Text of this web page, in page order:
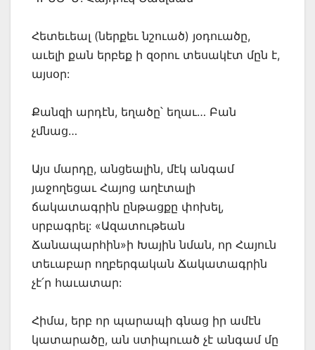
Հետեւեալ (ներքեւ նշուած) յօդուածը,
աւելի քան երբեք ի զօրու տեսակէտ մըն է,
այսօր:
Քանզի արդէն, եղածը՝ եղաւ… Բան
չմնաց…
Այս մարդը, անցեալին, մէկ անգամ
յաջողեցաւ Հայոց աղէտալի
ճակատագրին ընթացքը փոխել,
սրբագրել: «Ազատութեան
Ճանապարհին»ի Խային նման, որ Հայուն
տեւաբար ողբերգական Ճակատագրին
չէ՛ր հաւատար:
Հիմա, երբ որ պարապի գնաց իր ամէն
կատարածը, ան ստիպուած չէ անգամ մը